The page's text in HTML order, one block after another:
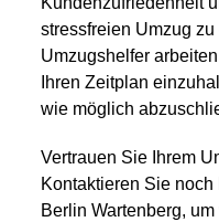
stressfreien Umzug
Umzugshelfer
Ihren Zeitplan
wie möglich
Vertrauen Sie Ihrem
Kontaktieren Sie
Berlin Wartenberg,